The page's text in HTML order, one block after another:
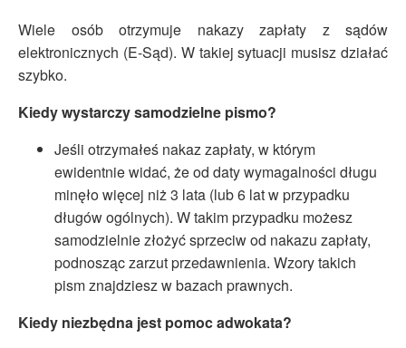
Wiele osób otrzymuje nakazy zapłaty z sądów
elektronicznych (E-Sąd). W takiej sytuacji musisz działać
szybko.
Kiedy wystarczy samodzielne pismo?
Jeśli otrzymałeś nakaz zapłaty, w którym
ewidentnie widać, że od daty wymagalności długu
minęło więcej niż 3 lata (lub 6 lat w przypadku
długów ogólnych). W takim przypadku możesz
samodzielnie złożyć sprzeciw od nakazu zapłaty,
podnosząc zarzut przedawnienia. Wzory takich
pism znajdziesz w bazach prawnych.
Kiedy niezbędna jest pomoc adwokata?